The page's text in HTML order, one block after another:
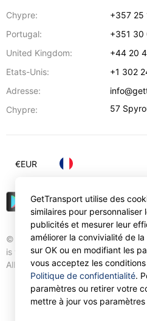
Chypre:
+357 25
Portugal:
+351 30
United Kingdom:
+44 20
Etats-Unis:
+1 302
Adresse:
Chypre:
57
© Gettransport International
is trademark of Gettransport
All rights reserved.
€EUR
GetTransport utilise des
similaires pour personnaliser
publicités et mesurer leur
améliorer la convivialité de
sur OK ou en modifiant les
vous acceptez les
Politique de confidentialité.
paramètres ou retirer votre
mettre à jour vos